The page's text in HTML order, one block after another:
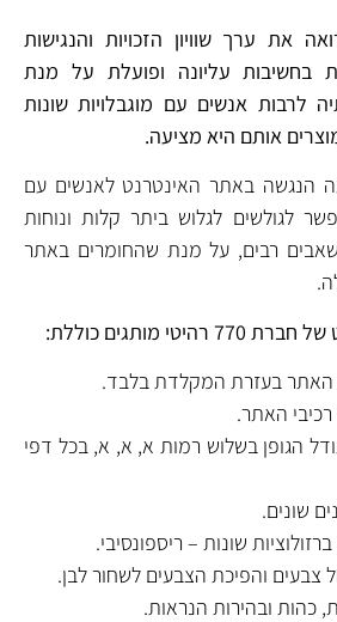
רואה את ערך שוויון הזכויות והנגישות
בחשיבות עליונה ופועלת על מנת
לרבות אנשים עם מוגבלויות שונות
אותם היא מציעה.
הנגשה באתר האינטרנט לאנשים עם
לגולשים לגלוש ביתר קלות ונוחות
רבים, על מנת שהחומרים באתר
מותגים כוללת:
האתר בעזרת המקלדת בלבד.
האתר.
הגופן בשלוש רמות א, א, א, בכל דפי
שונים.
שונות – ריספונסיבי.
צבעים והפיכת הצבעים לשחור לבן.
כהות ובהירות הנראות.